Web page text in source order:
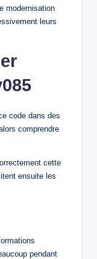
modernisation
leurs
code dans des
comprendre
cette
ensuite les
pendant